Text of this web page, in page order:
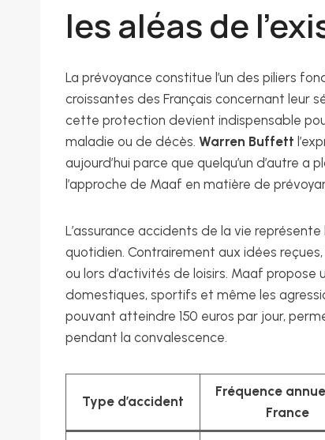
les aléas de
La prévoyance constitue l’un des piliers
croissantes des Français concernant leur
cette protection devient indispensable
maladie ou de décès. Warren Buffett
aujourd’hui parce que quelqu’un d’autre
l’approche de Maaf en matière de
L’assurance accidents de la vie
quotidien. Contrairement aux idées
ou lors d’activités de loisirs. Maaf
domestiques, sportifs et même les
pouvant atteindre 150 euros par jour,
pendant la convalescence.
Type d’accident
Fréquence
France